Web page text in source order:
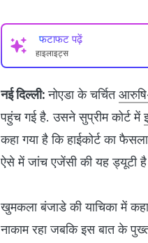
फटाफट पढ़ें
हाइलाइट्स
नई दिल्ली: नोएडा के चर्चित
पहुंच गई है. उसने सुप्रीम कोर्ट में
कहा गया है कि हाईकोर्ट का
ऐसे में जांच एजेंसी की यह ड्यूटी है
खुमकला बंजाडे की याचिका में कहा
नाकाम रहा जबकि इस बात के